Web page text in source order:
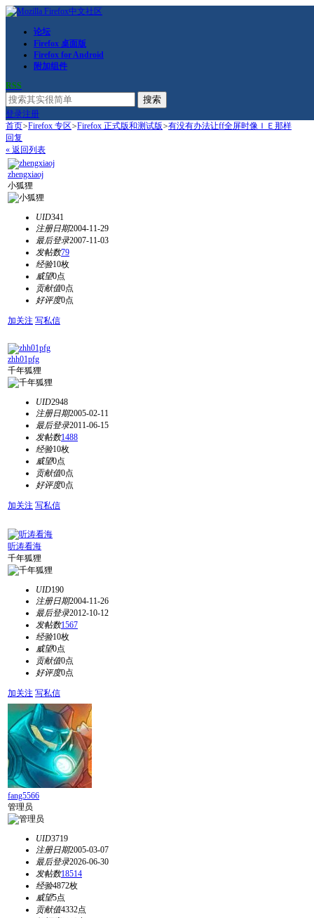
论坛
Firefox 桌面版
Firefox for Android
附加组件
RSS
搜索
登录注册
首页>Firefox 专区>Firefox 正式版和测试版>有没有办法让ff全屏时像ＩＥ那样
回复
« 返回列表
zhengxiaoj
小狐狸
UID341
注册日期2004-11-29
最后登录2007-11-03
发帖数79
经验10枚
威望0点
贡献值0点
好评度0点
加关注 写私信
zhh01pfg
千年狐狸
UID2948
注册日期2005-02-11
最后登录2011-06-15
发帖数1488
经验10枚
威望0点
贡献值0点
好评度0点
加关注 写私信
听涛看海
千年狐狸
UID190
注册日期2004-11-26
最后登录2012-10-12
发帖数1567
经验10枚
威望0点
贡献值0点
好评度0点
加关注 写私信
fang5566
管理员
UID3719
注册日期2005-03-07
最后登录2026-06-30
发帖数18514
经验4872枚
威望5点
贡献值4332点